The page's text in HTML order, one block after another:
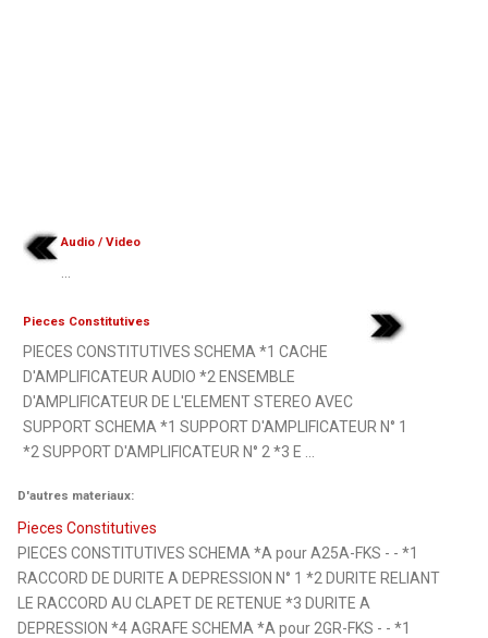
Audio / Video
Pieces Constitutives
PIECES CONSTITUTIVES SCHEMA *1 CACHE
D'AMPLIFICATEUR AUDIO *2 ENSEMBLE
D'AMPLIFICATEUR DE L'ELEMENT STEREO AVEC
SUPPORT SCHEMA *1 SUPPORT D'AMPLIFICATEUR N° 1
*2 SUPPORT D'AMPLIFICATEUR N° 2 *3 E ...
D'autres materiaux:
Pieces Constitutives
PIECES CONSTITUTIVES SCHEMA *A pour A25A-FKS - - *1
RACCORD DE DURITE A DEPRESSION N° 1 *2 DURITE RELIANT
LE RACCORD AU CLAPET DE RETENUE *3 DURITE A
DEPRESSION *4 AGRAFE SCHEMA *A pour 2GR-FKS - - *1